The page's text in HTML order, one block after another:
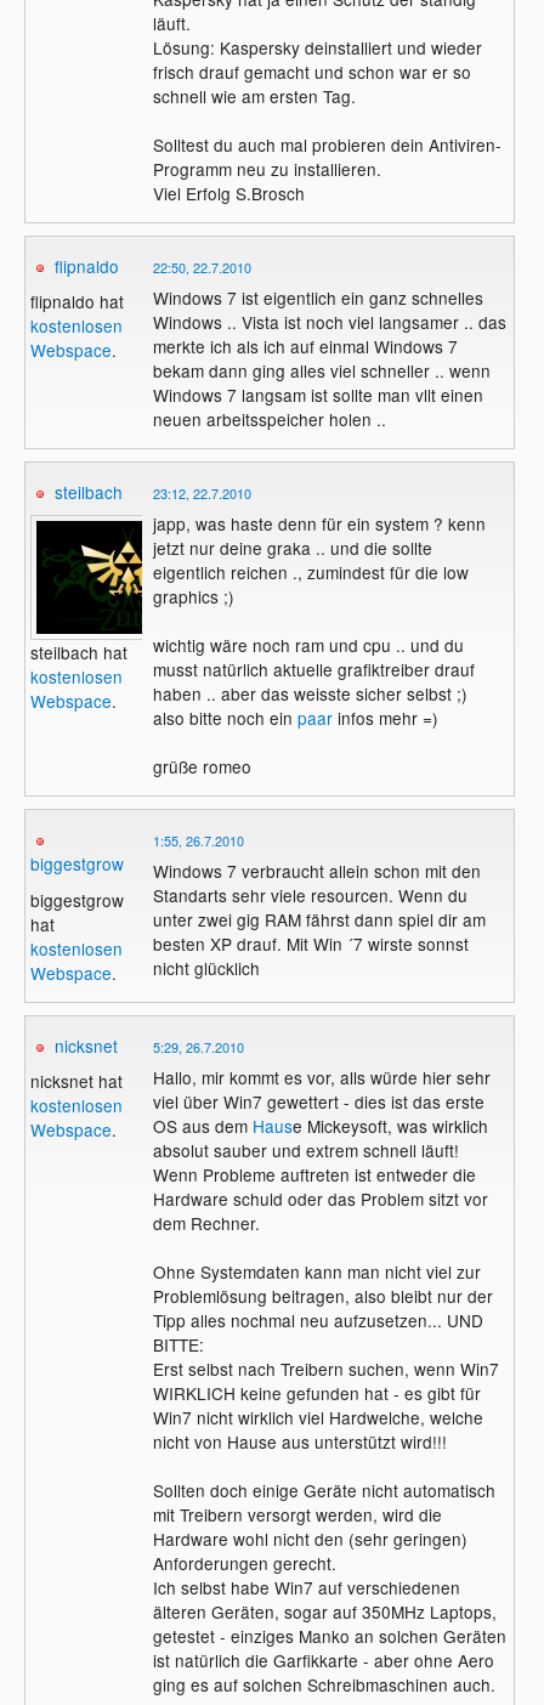
läuft.
Lösung: Kaspersky deinstalliert und wieder
frisch drauf gemacht und schon war er so
schnell wie am ersten Tag.
Solltest du auch mal probieren dein Antiviren-
Programm neu zu installieren.
Viel Erfolg S.Brosch
flipnaldo
flipnaldo hat
kostenlosen
Webspace.
22:50, 22.7.2010
Windows 7 ist eigentlich ein ganz schnelles
Windows .. Vista ist noch viel langsamer .. das
merkte ich als ich auf einmal Windows 7
bekam dann ging alles viel schneller .. wenn
Windows 7 langsam ist sollte man vllt einen
neuen arbeitsspeicher holen ..
steilbach
steilbach hat
kostenlosen
Webspace.
23:12, 22.7.2010
japp, was haste denn für ein system ? kenn
jetzt nur deine graka .. und die sollte
eigentlich reichen ., zumindest für die low
graphics ;)
wichtig wäre noch ram und cpu .. und du
musst natürlich aktuelle grafiktreiber drauf
haben .. aber das weisste sicher selbst ;)
also bitte noch ein paarinfos mehr =)
grüße romeo
biggestgrow
biggestgrow
hat
kostenlosen
Webspace.
1:55, 26.7.2010
Windows 7 verbraucht allein schon mit den
Standarts sehr viele resourcen. Wenn du
unter zwei gig RAM fährst dann spiel dir am
besten XP drauf. Mit Win ´7 wirste sonnst
nicht glücklich
nicksnet
nicksnet hat
kostenlosen
Webspace.
5:29, 26.7.2010
Hallo, mir kommt es vor, alls würde hier sehr
viel über Win7 gewettert - dies ist das erste
OS aus dem Hause Mickeysoft, was wirklich
absolut sauber und extrem schnell läuft!
Wenn Probleme auftreten ist entweder die
Hardware schuld oder das Problem sitzt vor
dem Rechner.
Ohne Systemdaten kann man nicht viel zur
Problemlösung beitragen, also bleibt nur der
Tipp alles nochmal neu aufzusetzen... UND
BITTE:
Erst selbst nach Treibern suchen, wenn Win7
WIRKLICH keine gefunden hat - es gibt für
Win7 nicht wirklich viel Hardwelche, welche
nicht von Hause aus unterstützt wird!!!
Sollten doch einige Geräte nicht automatisch
mit Treibern versorgt werden, wird die
Hardware wohl nicht den (sehr geringen)
Anforderungen gerecht.
Ich selbst habe Win7 auf verschiedenen
älteren Geräten, sogar auf 350MHz Laptops,
getestet - einziges Manko an solchen Geräten
ist natürlich die Garfikkarte - aber ohne Aero
ging es auf solchen Schreibmaschinen auch.